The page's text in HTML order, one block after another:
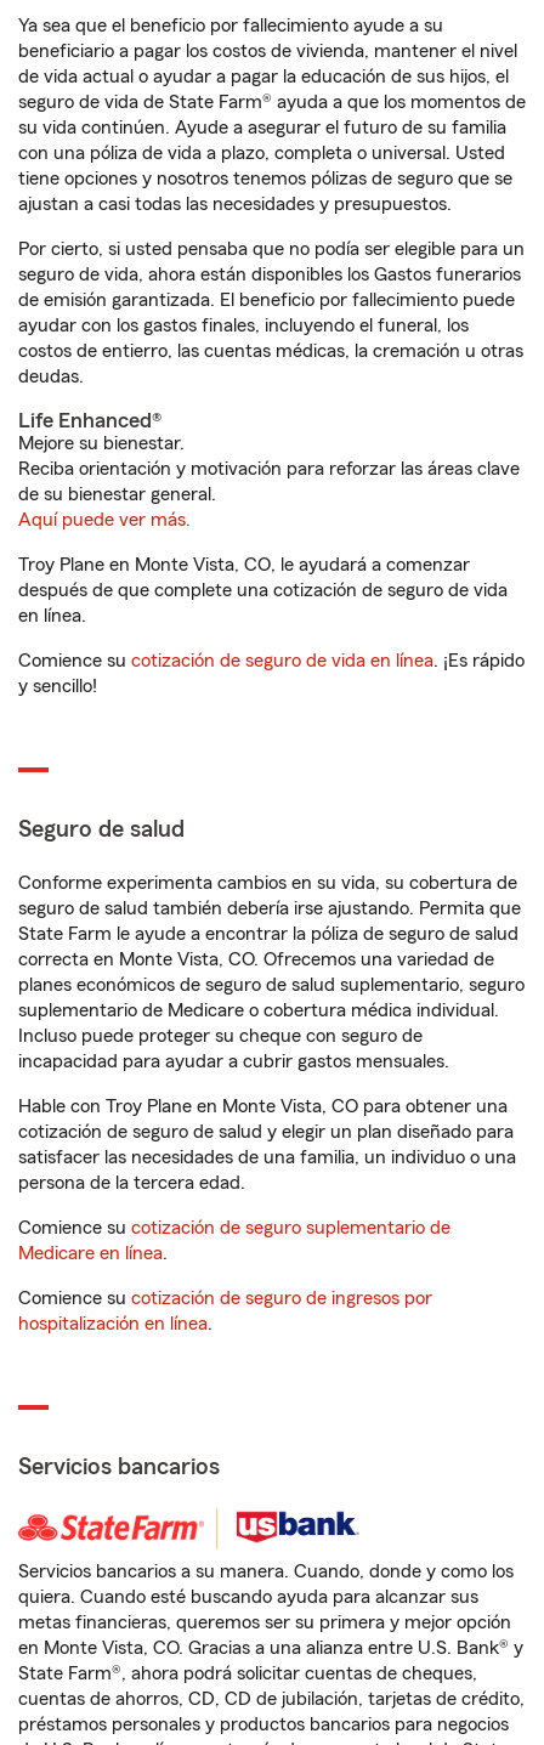
Ya sea que el beneficio por fallecimiento ayude a su
beneficiario a pagar los costos de vivienda, mantener el nivel
de vida actual o ayudar a pagar la educación de sus hijos, el
seguro de vida de State Farm® ayuda a que los momentos de
su vida continúen. Ayude a asegurar el futuro de su familia
con una póliza de vida a plazo, completa o universal. Usted
tiene opciones y nosotros tenemos pólizas de seguro que se
ajustan a casi todas las necesidades y presupuestos.
Por cierto, si usted pensaba que no podía ser elegible para un
seguro de vida, ahora están disponibles los Gastos funerarios
de emisión garantizada. El beneficio por fallecimiento puede
ayudar con los gastos finales, incluyendo el funeral, los
costos de entierro, las cuentas médicas, la cremación u otras
deudas.
Life Enhanced®
Mejore su bienestar.
Reciba orientación y motivación para reforzar las áreas clave
de su bienestar general.
Aquí puede ver más.
Troy Plane en Monte Vista, CO, le ayudará a comenzar
después de que complete una cotización de seguro de vida
en línea.
Comience su cotización de seguro de vida en línea. ¡Es rápido
y sencillo!
Seguro de salud
Conforme experimenta cambios en su vida, su cobertura de
seguro de salud también debería irse ajustando. Permita que
State Farm le ayude a encontrar la póliza de seguro de salud
correcta en Monte Vista, CO. Ofrecemos una variedad de
planes económicos de seguro de salud suplementario, seguro
suplementario de Medicare o cobertura médica individual.
Incluso puede proteger su cheque con seguro de
incapacidad para ayudar a cubrir gastos mensuales.
Hable con Troy Plane en Monte Vista, CO para obtener una
cotización de seguro de salud y elegir un plan diseñado para
satisfacer las necesidades de una familia, un individuo o una
persona de la tercera edad.
Comience su cotización de seguro suplementario de
Medicare en línea.
Comience su cotización de seguro de ingresos por
hospitalización en línea.
Servicios bancarios
Servicios bancarios a su manera. Cuando, donde y como los
quiera. Cuando esté buscando ayuda para alcanzar sus
metas financieras, queremos ser su primera y mejor opción
en Monte Vista, CO. Gracias a una alianza entre U.S. Bank® y
State Farm®, ahora podrá solicitar cuentas de cheques,
cuentas de ahorros, CD, CD de jubilación, tarjetas de crédito,
préstamos personales y productos bancarios para negocios